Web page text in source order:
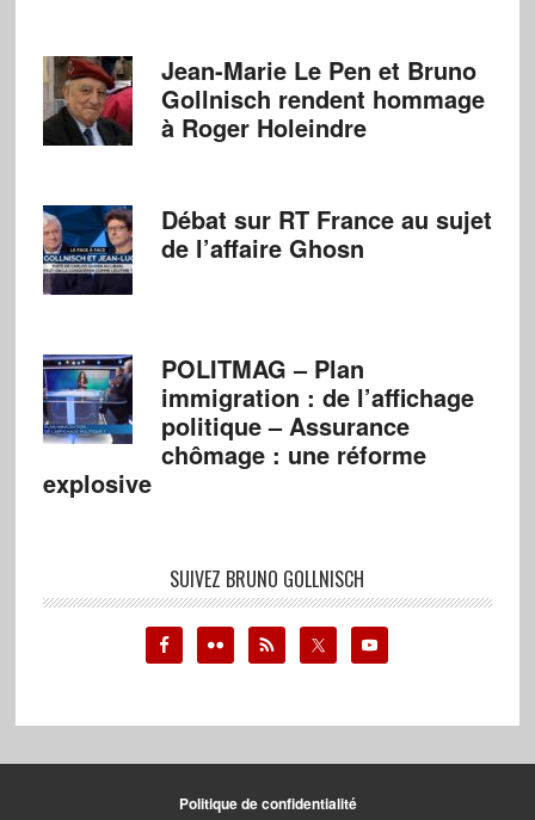
Jean-Marie Le Pen et Bruno
Gollnisch rendent hommage
à Roger Holeindre
Débat sur RT France au sujet
de l’affaire Ghosn
POLITMAG – Plan
immigration : de l’affichage
politique – Assurance
chômage : une réforme
explosive
SUIVEZ BRUNO GOLLNISCH
Politique de confidentialité